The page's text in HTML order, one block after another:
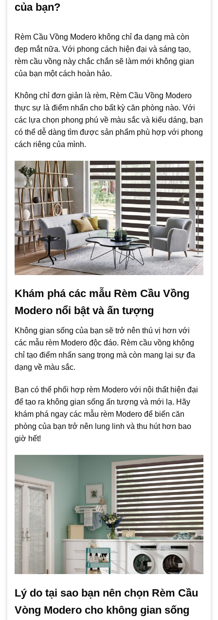
của bạn?
Rèm Cầu Vồng Modero không chỉ đa dạng mà còn
đẹp mắt nữa. Với phong cách hiện đại và sáng tạo,
rèm cầu vồng này chắc chắn sẽ làm mới không gian
của bạn một cách hoàn hảo.
Không chỉ đơn giản là rèm, Rèm Cầu Vồng Modero
thực sự là điểm nhấn cho bất kỳ căn phòng nào. Với
các lựa chọn phong phú về màu sắc và kiểu dáng, bạn
có thể dễ dàng tìm được sản phẩm phù hợp với phong
cách riêng của mình.
Khám phá các mẫu Rèm Cầu Vồng
Modero nổi bật và ấn tượng
Không gian sống của bạn sẽ trở nên thú vị hơn với
các mẫu rèm Modero độc đáo. Rèm cầu vồng không
chỉ tạo điểm nhấn sang trọng mà còn mang lại sự đa
dạng về màu sắc.
Bạn có thể phối hợp rèm Modero với nội thất hiện đại
để tạo ra không gian sống ấn tượng và mới lạ. Hãy
khám phá ngay các mẫu rèm Modero để biến căn
phòng của bạn trở nên lung linh và thu hút hơn bao
giờ hết!
Lý do tại sao bạn nên chọn Rèm Cầu
Vòng Modero cho không gian sống